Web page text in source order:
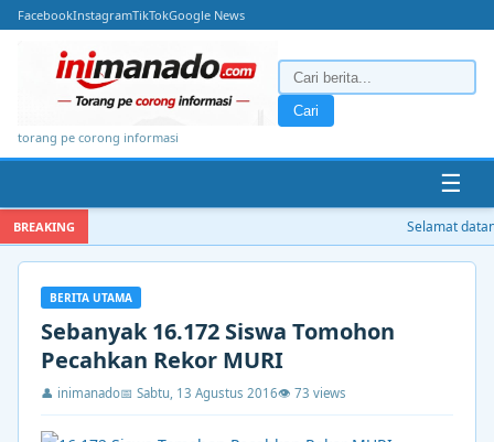
FacebookInstagramTikTokGoogle News
torang pe corong informasi
Cari
☰
BREAKING Selamat
BERITA UTAMA
Sebanyak 16.172 Siswa Tomohon
Pecahkan Rekor MURI
👤 inimanado📅 Sabtu, 13 Agustus 2016👁 73 views